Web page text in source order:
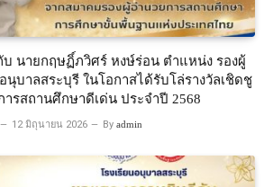
นายกฤษฏิ์ภวิศร์ หงษ์ร่อน ตำแหน่ง รองผู้
นุบาลสระบุรี ในโอกาสได้รับโล่รางวัลเชิดชู
ารสถานศึกษาดีเด่น ประจำปี 2568
12 มิถุนายน 2026 By admin